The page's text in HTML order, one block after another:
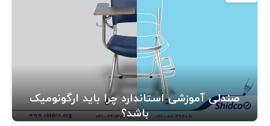
صندلی آموزشی استاندارد چرا باید ارگونومیک
باشد؟